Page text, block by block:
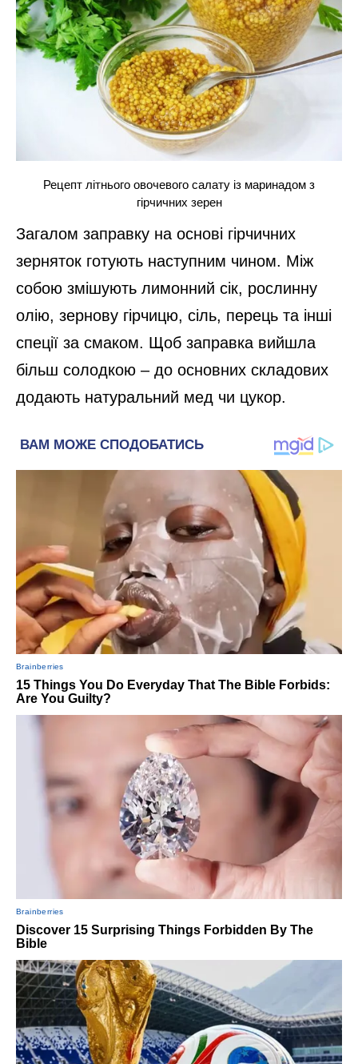
Рецепт літнього овочевого салату із маринадом з
гірчичних зерен
Загалом заправку на основі гірчичних
зерняток готують наступним чином. Між
собою змішують лимонний сік, рослинну
олію, зернову гірчицю, сіль, перець та інші
спеції за смаком. Щоб заправка вийшла
більш солодкою – до основних складових
додають натуральний мед чи цукор.